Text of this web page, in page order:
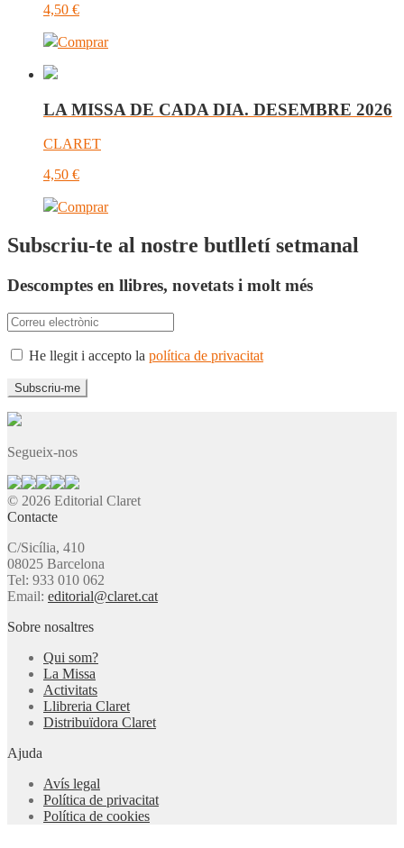
4,50 €
Comprar
LA MISSA DE CADA DIA. DESEMBRE 2026
CLARET
4,50 €
Comprar
Subscriu-te al nostre butlletí setmanal
Descomptes en llibres, novetats i molt més
He llegit i accepto la política de privacitat
Segueix-nos
© 2026 Editorial Claret
Contacte
C/Sicília, 410
08025 Barcelona
Tel: 933 010 062
Email: editorial@claret.cat
Sobre nosaltres
Qui som?
La Missa
Activitats
Llibreria Claret
Distribuïdora Claret
Ajuda
Avís legal
Política de privacitat
Política de cookies